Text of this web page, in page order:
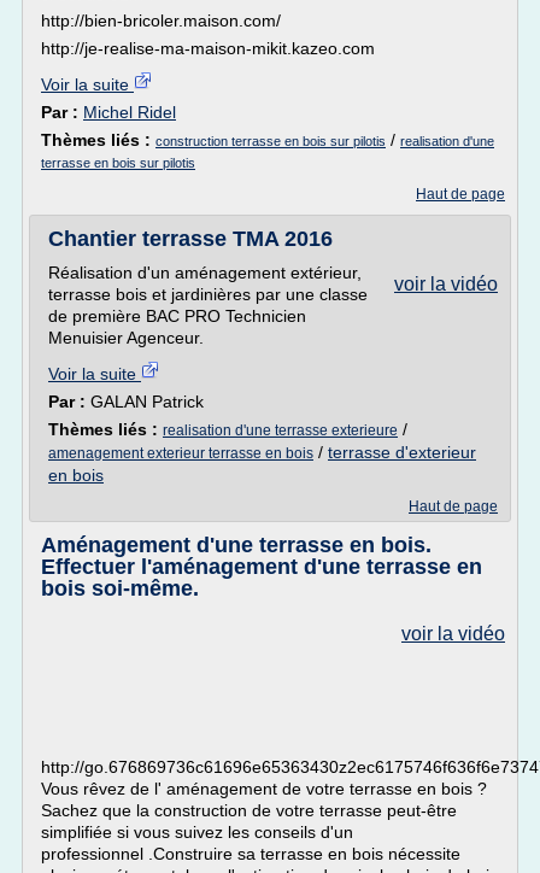
http://bien-bricoler.maison.com/
http://je-realise-ma-maison-mikit.kazeo.com
Voir la suite
Par : Michel Ridel
Thèmes liés : construction terrasse en bois sur pilotis / realisation d'une
terrasse en bois sur pilotis
Haut de page
Chantier terrasse TMA 2016
voir la vidéo
Réalisation d'un aménagement extérieur,
terrasse bois et jardinières par une classe
de première BAC PRO Technicien
Menuisier Agenceur.
Voir la suite
Par : GALAN Patrick
Thèmes liés : realisation d'une terrasse exterieure /
amenagement exterieur terrasse en bois / terrasse d'exterieur
en bois
Haut de page
Aménagement d'une terrasse en bois.
Effectuer l'aménagement d'une terrasse en
bois soi-même.
voir la vidéo
http://
Vous rêvez de l' aménagement de votre terrasse en bois ?
Sachez que la construction de votre terrasse peut-être
simplifiée si vous suivez les conseils d'un
professionnel .Construire sa terrasse en bois nécessite